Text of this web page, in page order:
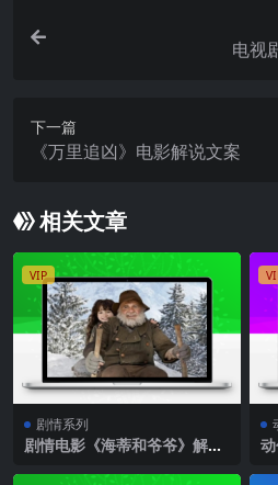
电视
下一篇
《万里追凶》电影解说文案
相关文章
VIP
剧情系列
剧情电影《海蒂和爷爷》解说